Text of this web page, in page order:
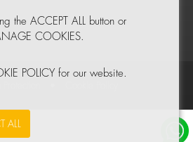
the ACCEPT ALL button or
COOKIES.
POLICY for our website.
ALL